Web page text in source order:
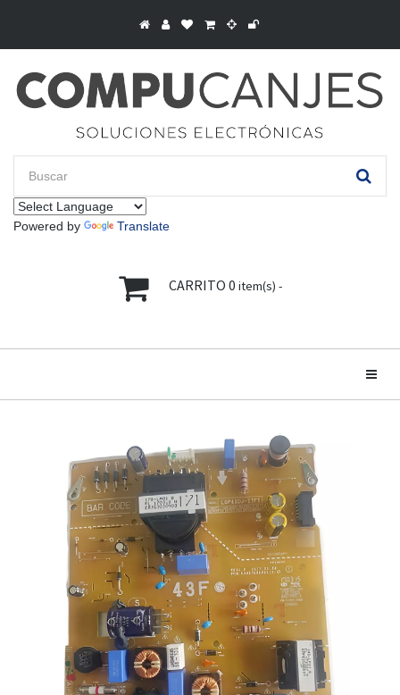
Powered by Translate
CARRITO 0 item(s) -